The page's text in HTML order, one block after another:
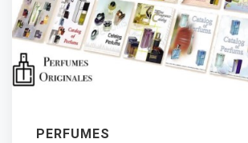
PERFUMES